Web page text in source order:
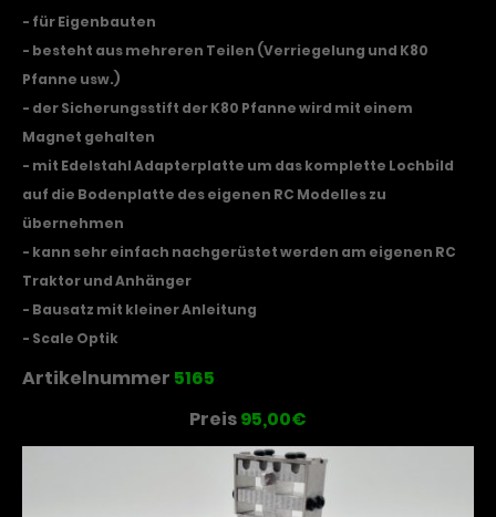
- für Eigenbauten
- besteht aus mehreren Teilen (Verriegelung und K80
Pfanne usw.)
- der Sicherungsstift der K80 Pfanne wird mit einem
Magnet gehalten
- mit Edelstahl Adapterplatte um das komplette Lochbild
auf die Bodenplatte des eigenen RC Modelles zu
übernehmen
- kann sehr einfach nachgerüstet werden am eigenen RC
Traktor und Anhänger
- Bausatz mit kleiner Anleitung
- Scale Optik
Artikelnummer 5165
Preis95,00€